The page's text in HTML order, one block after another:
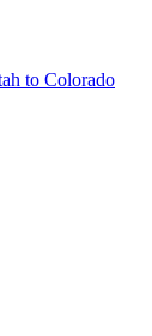
to Colorado